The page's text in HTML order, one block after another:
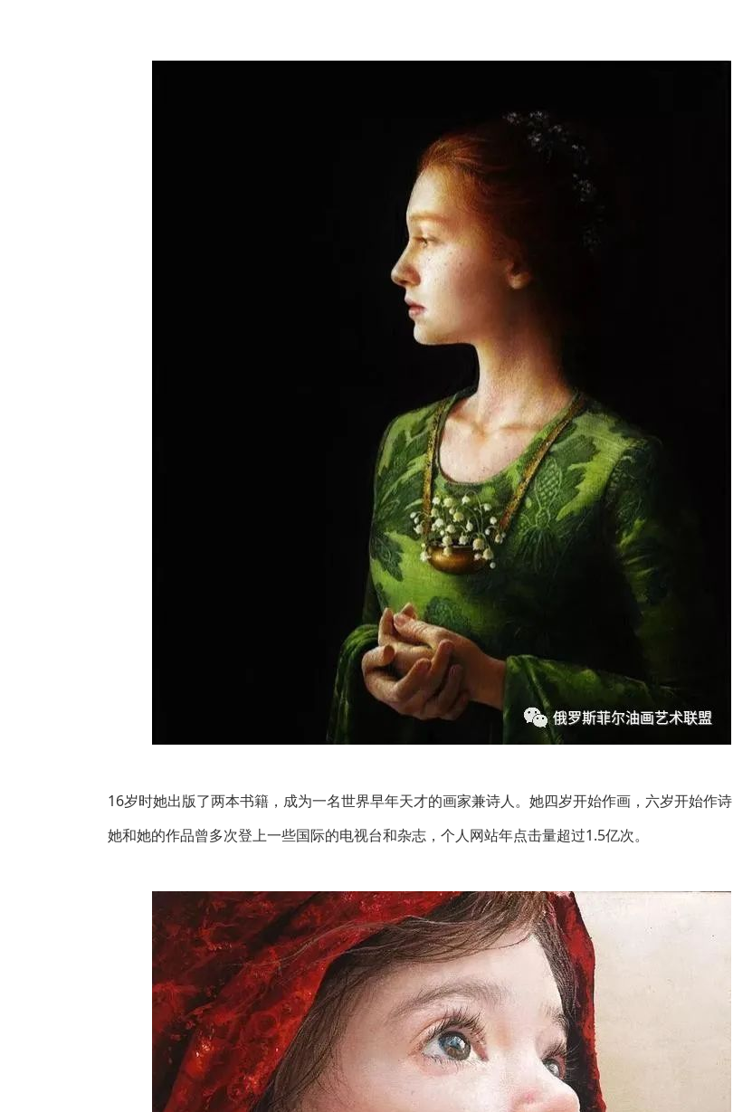
16岁时她出版了两本书籍，成为一名世界早年天才的画家兼诗人。她四岁开始作画，六岁开始作诗
她和她的作品曾多次登上一些国际的电视台和杂志，个人网站年点击量超过1.5亿次。